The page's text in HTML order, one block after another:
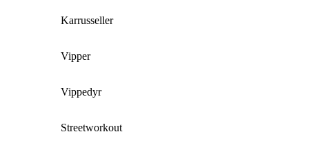
Karrusseller
Vipper
Vippedyr
Streetworkout